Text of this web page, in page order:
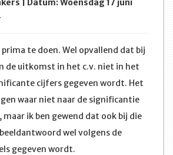
| Datum: Woensdag 17 juni
te doen. Wel opvallend dat bij
de uitkomst in het c.v. niet in het
cijfers gegeven wordt. Het
waar niet naar de significantie
ik ben gewend dat ook bij die
wel volgens de
gegeven wordt.